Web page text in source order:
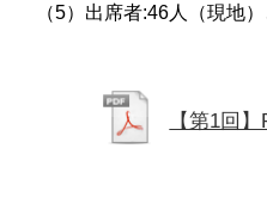
（5）出席者:46人（現地
【第1回